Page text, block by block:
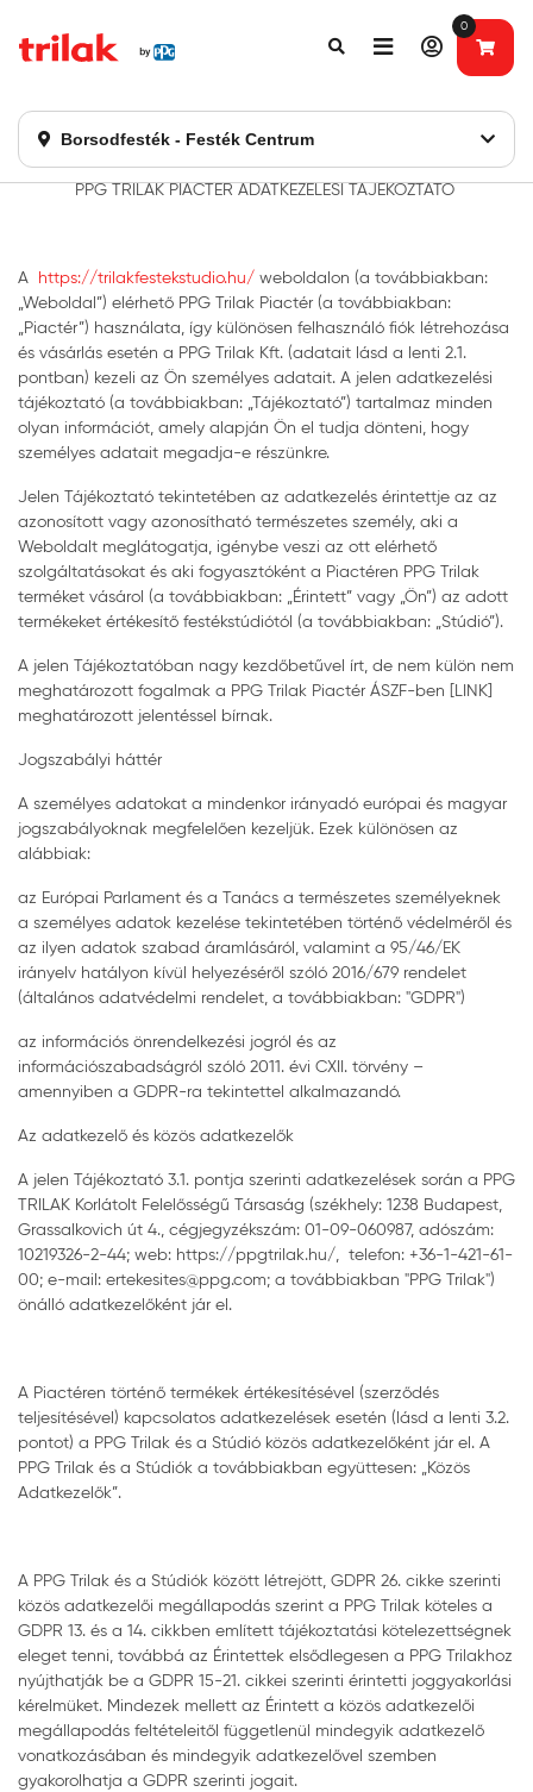
Borsodfesték - Festék Centrum
0
Fontos tájékoztatás!
PPG TRILAK PIACTÉR ADATKEZELÉSI TÁJÉKOZTATÓ
A https://trilakfestekstudio.hu/ weboldalon (a továbbiakban:
„Weboldal”) elérhető PPG Trilak Piactér (a továbbiakban:
„Piactér”) használata, így különösen felhasználó fiók létrehozása
és vásárlás esetén a PPG Trilak Kft. (adatait lásd a lenti 2.1.
pontban) kezeli az Ön személyes adatait. A jelen adatkezelési
tájékoztató (a továbbiakban: „Tájékoztató”) tartalmaz minden
olyan információt, amely alapján Ön el tudja dönteni, hogy
személyes adatait megadja-e részünkre.
Jelen Tájékoztató tekintetében az adatkezelés érintettje az az
azonosított vagy azonosítható természetes személy, aki a
Weboldalt meglátogatja, igénybe veszi az ott elérhető
szolgáltatásokat és aki fogyasztóként a Piactéren PPG Trilak
terméket vásárol (a továbbiakban: „Érintett” vagy „Ön”) az adott
termékeket értékesítő festékstúdiótól (a továbbiakban: „Stúdió”).
A jelen Tájékoztatóban nagy kezdőbetűvel írt, de nem külön nem
meghatározott fogalmak a PPG Trilak Piactér ÁSZF-ben [LINK]
meghatározott jelentéssel bírnak.
Jogszabályi háttér
A személyes adatokat a mindenkor irányadó európai és magyar
jogszabályoknak megfelelően kezeljük. Ezek különösen az
alábbiak:
az Európai Parlament és a Tanács a természetes személyeknek
a személyes adatok kezelése tekintetében történő védelméről és
az ilyen adatok szabad áramlásáról, valamint a 95/46/EK
irányelv hatályon kívül helyezéséről szóló 2016/679 rendelet
(általános adatvédelmi rendelet, a továbbiakban: "GDPR")
az információs önrendelkezési jogról és az
információszabadságról szóló 2011. évi CXII. törvény –
amennyiben a GDPR-ra tekintettel alkalmazandó.
Az adatkezelő és közös adatkezelők
A jelen Tájékoztató 3.1. pontja szerinti adatkezelések során a PPG
TRILAK Korlátolt Felelősségű Társaság (székhely: 1238 Budapest,
Grassalkovich út 4., cégjegyzékszám: 01-09-060987, adószám:
10219326-2-44; web: https://ppgtrilak.hu/, telefon: +36-1-421-61-
00; e-mail: ertekesites@ppg.com; a továbbiakban "PPG Trilak")
önálló adatkezelőként jár el.
A Piactéren történő termékek értékesítésével (szerződés
teljesítésével) kapcsolatos adatkezelések esetén (lásd a lenti 3.2.
pontot) a PPG Trilak és a Stúdió közös adatkezelőként jár el. A
PPG Trilak és a Stúdiók a továbbiakban együttesen: „Közös
Adatkezelők”.
A PPG Trilak és a Stúdiók között létrejött, GDPR 26. cikke szerinti
közös adatkezelői megállapodás szerint a PPG Trilak köteles a
GDPR 13. és a 14. cikkben említett tájékoztatási kötelezettségnek
eleget tenni, továbbá az Érintettek elsődlegesen a PPG Trilakhoz
nyújthatják be a GDPR 15-21. cikkei szerinti érintetti joggyakorlási
kérelmüket. Mindezek mellett az Érintett a közös adatkezelői
megállapodás feltételeitől függetlenül mindegyik adatkezelő
vonatkozásában és mindegyik adatkezelővel szemben
gyakorolhatja a GDPR szerinti jogait.